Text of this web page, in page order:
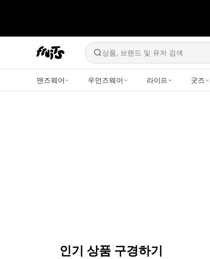
상품, 브랜드 및 유저 검색
맨즈웨어 우먼즈웨어 라이프 굿즈
인기 상품 구경하기